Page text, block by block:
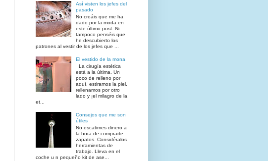
Así visten los jefes del
pasado
No creáis que me ha
dado por la moda en
este último post. Ni
tampoco penséis que
he descubierto los
patrones al vestir de los jefes que ...
El vestido de la mona
La cirugía estética
está a la última. Un
poco de relleno por
aquí, estiramos la piel,
rellenamos por otro
lado y ¡el milagro de la
et...
Consejos que me son
útiles
No escatimes dinero a
la hora de comprarte
zapatos. Considéralos
herramientas de
trabajo. Lleva en el
coche u n pequeño kit de ase...